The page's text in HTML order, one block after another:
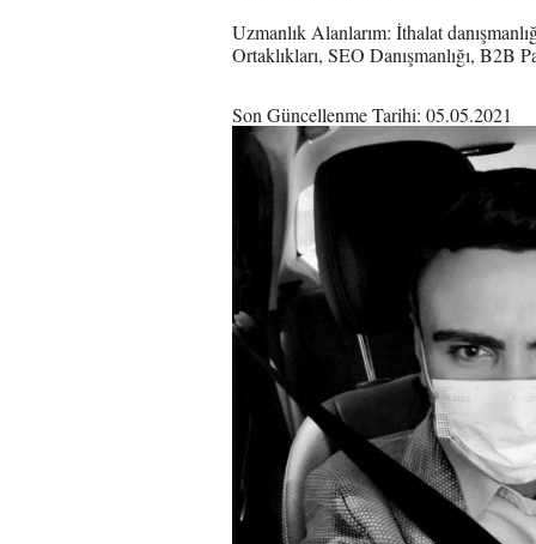
Uzmanlık Alanlarım: İthalat
Ortaklıkları, SEO Danışmanlığı, B2B
Son Güncellenme Tarihi: 05.05.2021